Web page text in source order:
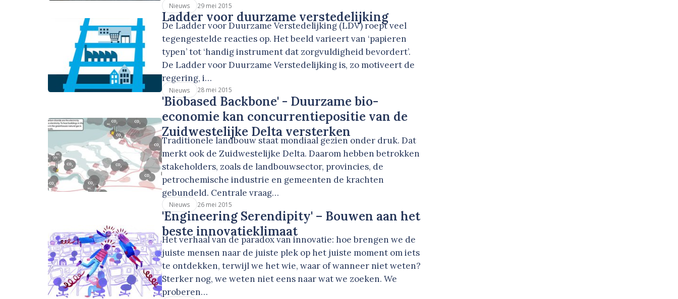
Nieuws 29 mei 2015
Ladder voor duurzame verstedelijking
De Ladder voor Duurzame Verstedelijking (LDV) roept veel
tegengestelde reacties op. Het beeld varieert van ‘papieren
typen’ tot ‘handig instrument dat zorgvuldigheid bevordert’.
De Ladder voor Duurzame Verstedelijking is, zo motiveert de
regering, i…
Nieuws 28 mei 2015
'Biobased Backbone' - Duurzame bio-
economie kan concurrentiepositie van de
Zuidwestelijke Delta versterken
Traditionele landbouw staat mondiaal gezien onder druk. Dat
merkt ook de Zuidwestelijke Delta. Daarom hebben betrokken
stakeholders, zoals de landbouwsector, provincies, de
petrochemische industrie en gemeenten de krachten
gebundeld. Centrale vraag…
Nieuws 26 mei 2015
'Engineering Serendipity' – Bouwen aan het
beste innovatieklimaat
Het verhaal van de paradox van innovatie: hoe brengen we de
juiste mensen naar de juiste plek op het juiste moment om iets
te ontdekken, terwijl we het wie, waar of wanneer niet weten?
Sterker nog, we weten niet eens naar wat we zoeken. We
proberen…